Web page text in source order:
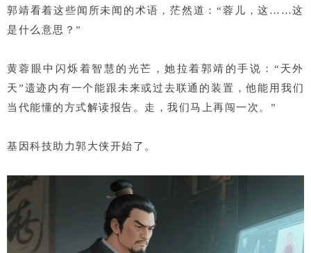
郭靖看着这些闻所未闻的术语，茫然道：“蓉儿，这……这
是什么意思？”
黄蓉眼中闪烁着智慧的光芒，她拉着郭靖的手说：“天外
天”遗迹内有一个能跟未来或过去联通的装置，他能用我们
当代能懂的方式解读报告。走，我们马上再闯一次。”
基因科技助力郭大侠开始了。